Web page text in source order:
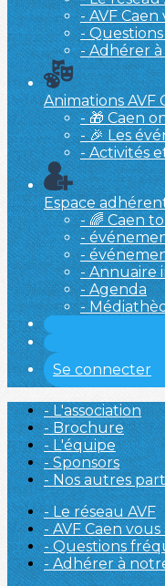
- AVF
-
- Adhérer
Animations AVF
- 🎁 Caen
- 🎉 Les
- Activités
Espace
- 🌈 Caen
-
-
- Annuaire
- Agenda
-
Se connecter
- L'association
- Brochure
- L'équipe
- Sponsors
- Nos autres
- Le réseau AVF
- AVF Caen
- Questions
- Adhérer à